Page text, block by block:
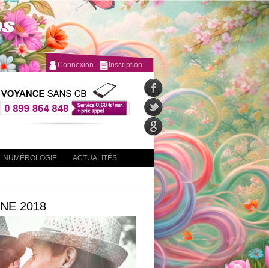
Connexion Inscription
NUMÉROLOGIE ACTUALITÉS
2018